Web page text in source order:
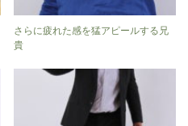
さらに疲れた感を猛アピールする兄
貴